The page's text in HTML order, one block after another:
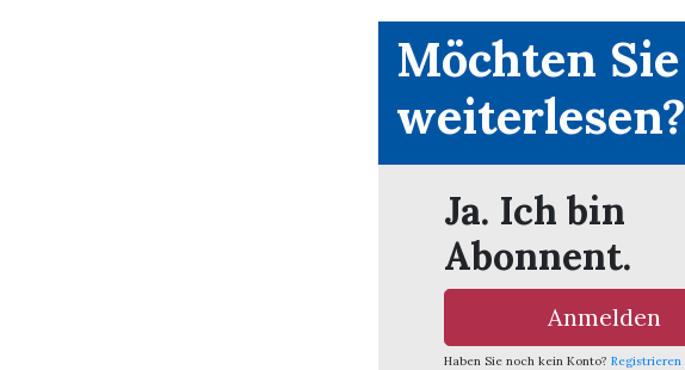
Möchten Sie
weiterlesen?
Ja. Ich bin
Abonnent.
Anmelden
Haben Sie noch kein Konto? Registrieren